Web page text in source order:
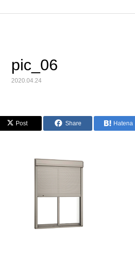
pic_06
2020.04.24
Post Share Hatena